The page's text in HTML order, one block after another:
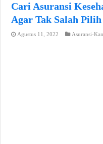
Cari Asuransi
Agar Tak Salah Pilih
Agustus 11, 2022 Asuransi-